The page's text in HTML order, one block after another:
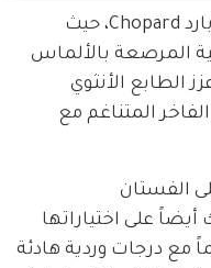
أما المجوهرات، فاختارتها من شوبارد Chopard، حيث
المرصعة بالألماس
الطابع الأنثوي
المتناغم مع
الفستان
على اختياراتها
مع درجات وردية هادئة